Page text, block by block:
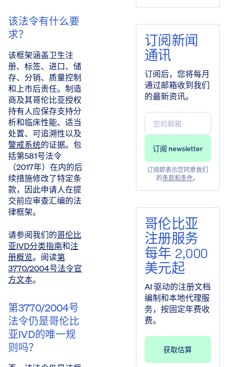
该法令有什么要
求？
该框架涵盖卫生注
册、标签、进口、储
存、分销、质量控制
和上市后责任。制造
商及其哥伦比亚授权
持有人应保存支持分
析和临床性能、适当
处置、可追溯性以及
警戒系统的证据。包
括第581号法令
（2017年）在内的后
续措施修改了特定条
款，因此申请人在提
交前应审查汇编的法
律框架。
请参阅我们的哥伦比
亚IVD分类指南和注
册概览。阅读第
3770/2004号法令官
方文本。
第3770/2004号
法令仍是哥伦比
亚IVD的唯一规
则吗？
订阅新闻
通讯
订阅后，您将每月
通过邮箱收到我们
的最新资讯。
订阅即表示您同意我们
的条款和条件。
哥伦比亚
注册服务
每年 2,000
美元起
AI 驱动的注册文档
编制和本地代理服
务，按固定年费收
费。
获取估算